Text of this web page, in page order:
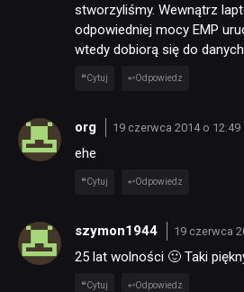
stworzyliśmy. Wewnątrz
odpowiedniej mocy EMP
wtedy dobiorą się do
Cytuj Odpowiedz
org 19 czerwca 2014 o 12:49
ehe
Cytuj Odpowiedz
szymon1944 19 czerwca
25 lat wolności 🙂 Taki
Cytuj Odpowiedz